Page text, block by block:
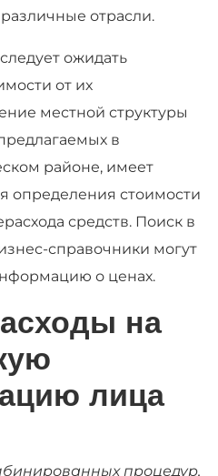
отрасли.
ожидать
от их
местной структуры
в
районе, имеет
определения стоимости
средств. Поиск в
справочники могут
о ценах.
на
лица
процедур,